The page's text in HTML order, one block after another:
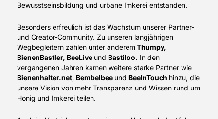
Bewusstseinsbildung und urbane Imkerei entstanden.
Besonders erfreulich ist das Wachstum unserer Partner-
und Creator-Community. Zu unseren langjährigen
Wegbegleitern zählen unter anderemThumpy,
BienenBastler, BeeLive und Bastiloo. In den
vergangenen Jahren kamen weitere starke Partner wie
Bienenhalter.net, Bembelbee und BeeInTouch hinzu, die
unsere Vision von mehr Transparenz und Wissen rund um
Honig und Imkerei teilen.